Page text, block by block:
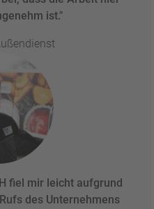
ist."
fiel mir leicht aufgrund
des Unternehmens